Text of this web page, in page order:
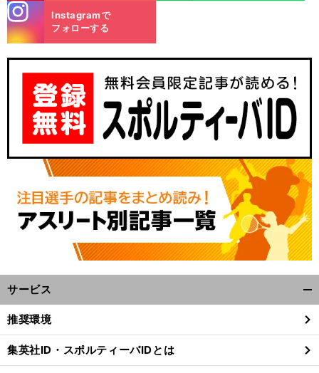
m
Instagramで
フォローする
サービス
閉
る
推奨環境
集英社ID・スポルティーバIDとは